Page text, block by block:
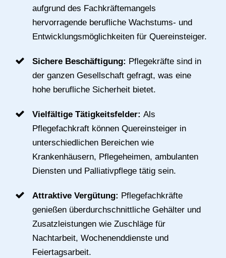
aufgrund des Fachkräftemangels
hervorragende berufliche Wachstums- und
Entwicklungsmöglichkeiten für Quereinsteiger.
Sichere Beschäftigung: Pflegekräfte sind in
der ganzen Gesellschaft gefragt, was eine
hohe berufliche Sicherheit bietet.
Vielfältige Tätigkeitsfelder: Als
Pflegefachkraft können Quereinsteiger in
unterschiedlichen Bereichen wie
Krankenhäusern, Pflegeheimen, ambulanten
Diensten und Palliativpflege tätig sein.
Attraktive Vergütung: Pflegefachkräfte
genießen überdurchschnittliche Gehälter und
Zusatzleistungen wie Zuschläge für
Nachtarbeit, Wochenenddienste und
Feiertagsarbeit.